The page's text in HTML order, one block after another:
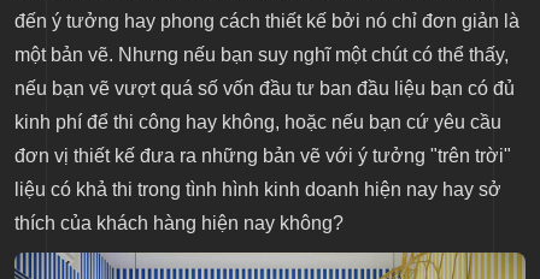
đến ý tưởng hay phong cách thiết kế bởi nó chỉ đơn giản là
một bản vẽ. Nhưng nếu bạn suy nghĩ một chút có thể thấy,
nếu bạn vẽ vượt quá số vốn đầu tư ban đầu liệu bạn có đủ
kinh phí để thi công hay không, hoặc nếu bạn cứ yêu cầu
đơn vị thiết kế đưa ra những bản vẽ với ý tưởng "trên trời"
liệu có khả thi trong tình hình kinh doanh hiện nay hay sở
thích của khách hàng hiện nay không?